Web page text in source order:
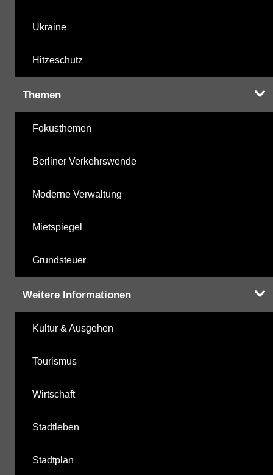
Ukraine
Hitzeschutz
Themen
Fokusthemen
Berliner Verkehrswende
Moderne Verwaltung
Mietspiegel
Grundsteuer
Weitere Informationen
Kultur & Ausgehen
Tourismus
Wirtschaft
Stadtleben
Stadtplan